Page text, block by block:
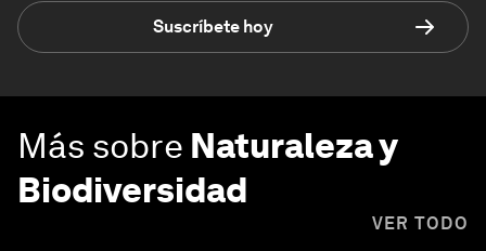
Suscríbete hoy
Más sobre Naturaleza y
Biodiversidad
VER TODO